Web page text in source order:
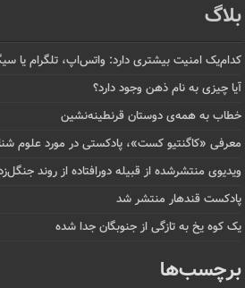
بلاگ
کدام‌یک امنیت بیشتری دارد: واتس‌اپ، تلگرام یا
آیا چیزی به نام ذهن وجود دارد؟
خطاب به همه‌ی دوستان قرنطینه‌نشین
معرفی «کاگنتیو کست»، پادکستی در مورد علوم
ویدیوی منتشرشده از قبیله دورافتاده‌ از روند
پادکست قندهار منتشر شد
یک کوه یخ به تازگی از جنوبگان جدا شده
برچسب‌ها